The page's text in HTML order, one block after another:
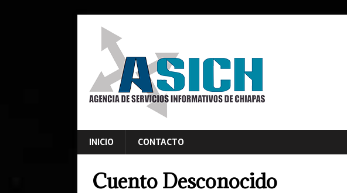
INICIO CONTACTO
Cuento Desconocido